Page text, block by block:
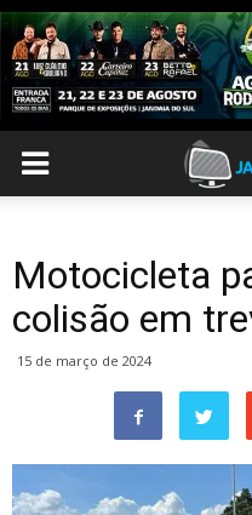
Motocicleta
colisão em
15 de março de 2024